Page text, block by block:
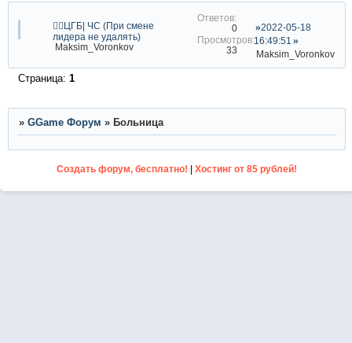
👨‍⚕ЦГБ| ЧС (При смене
лидера не удалять)
Maksim_Voronkov
0
33
2022-05-18
16:49:51
Maksim_Voronkov
Страница: 1
» GGame Форум » Больница
Создать форум, бесплатно! |Хостинг от 85 рублей!